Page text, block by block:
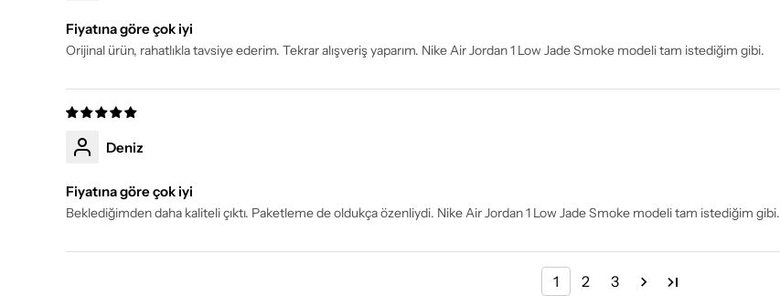
Fiyatına göre çok iyi
Orijinal ürün, rahatlıkla tavsiye ederim. Tekrar alışveriş yaparım. Nike Air Jordan 1 Low Jade Smoke modeli tam istediğim gibi.
Deniz
Fiyatına göre çok iyi
Beklediğimden daha kaliteli çıktı. Paketleme de oldukça özenliydi. Nike Air Jordan 1 Low Jade Smoke modeli tam istediğim gibi.
1 2 3